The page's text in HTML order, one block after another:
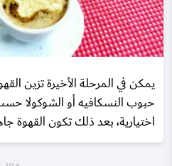
يمكن في المرحلة الأخيرة تزين
حبوب النسكافيه أو الشوكولا
اختيارية، بعد ذلك تكون القهوة